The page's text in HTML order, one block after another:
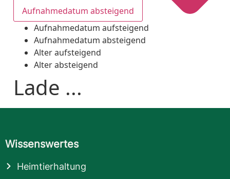
Aufnahmedatum absteigend
Aufnahmedatum aufsteigend
Aufnahmedatum absteigend
Alter aufsteigend
Alter absteigend
Lade ...
Wissenswertes
Heimtierhaltung